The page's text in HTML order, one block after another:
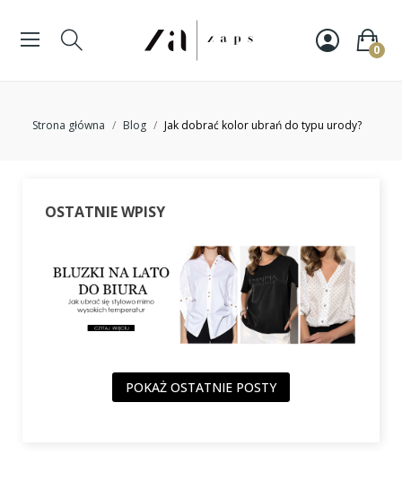
0
Strona główna Blog Jak dobrać kolor ubrań do typu urody?
OSTATNIE WPISY
POKAŻ OSTATNIE POSTY